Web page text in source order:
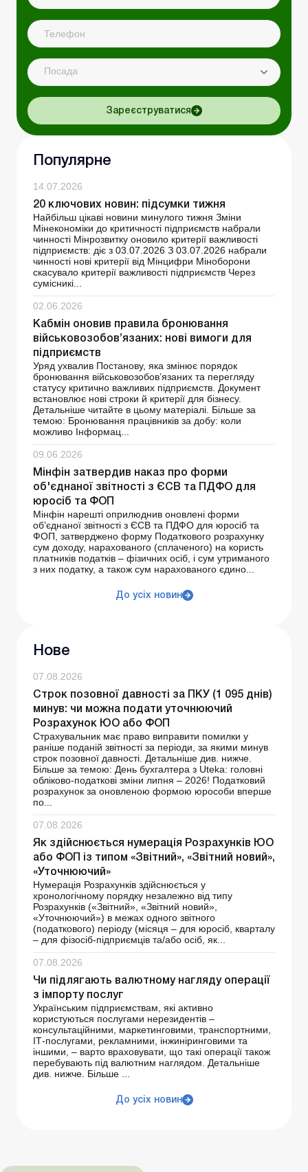
Посада
Зареєструватися
Популярне
14.07.2026
20 ключових новин: підсумки тижня
Найбільш цікаві новини минулого тижня Зміни
Мінекономіки до критичності підприємств набрали
чинності Мінрозвитку оновило критерії важливості
підприємств: діє з 03.07.2026 З 03.07.2026 набрали
чинності нові критерії від Мінцифри Міноборони
скасувало критерії важливості підприємств Через
сумісникі...
02.06.2026
Кабмін оновив правила бронювання
військовозобов’язаних: нові вимоги для
підприємств
Уряд ухвалив Постанову, яка змінює порядок
бронювання військовозобов’язаних та перегляду
статусу критично важливих підприємств. Документ
встановлює нові строки й критерії для бізнесу.
Детальніше читайте в цьому матеріалі. Більше за
темою: Бронювання працівників за добу: коли
можливо Інформац...
09.06.2026
Мінфін затвердив наказ про форми
об'єднаної звітності з ЄСВ та ПДФО для
юросіб та ФОП
Мінфін нарешті оприлюднив оновлені форми
об’єднаної звітності з ЄСВ та ПДФО для юросіб та
ФОП, затверджено форму Податкового розрахунку
сум доходу, нарахованого (сплаченого) на користь
платників податків – фізичних осіб, і сум утриманого
з них податку, а також сум нарахованого єдино...
До усіх новин
Нове
07.08.2026
Строк позовної давності за ПКУ (1 095 днів)
минув: чи можна подати уточнюючий
Розрахунок ЮО або ФОП
Страхувальник має право виправити помилки у
раніше поданій звітності за періоди, за якими минув
строк позовної давності. Детальніше див. нижче.
Більше за темою: День бухгалтера з Uteka: головні
обліково-податкові зміни липня – 2026! Податковий
розрахунок за оновленою формою юрособи вперше
по...
07.08.2026
Як здійснюється нумерація Розрахунків ЮО
або ФОП із типом «Звітний», «Звітний новий»,
«Уточнюючий»
Нумерація Розрахунків здійснюється у
хронологічному порядку незалежно від типу
Розрахунків («Звітний», «Звітний новий»,
«Уточнюючий») в межах одного звітного
(податкового) періоду (місяця – для юросіб, кварталу
– для фізосіб-підприємців та/або осіб, як...
07.08.2026
Чи підлягають валютному нагляду операції
з імпорту послуг
Українським підприємствам, які активно
користуються послугами нерезидентів –
консультаційними, маркетинговими, транспортними,
ІТ-послугами, рекламними, інжиніринговими та
іншими, – варто враховувати, що такі операції також
перебувають під валютним наглядом. Детальніше
див. нижче. Більше ...
До усіх новин